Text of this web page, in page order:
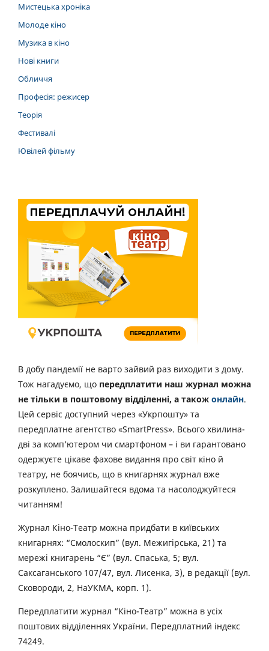
Мистецька хроніка
Молоде кіно
Музика в кіно
Нові книги
Обличчя
Професія: режисер
Теорія
Фестивалі
Ювілей фільму
В добу пандемії не варто зайвий раз виходити з дому.
Тож нагадуємо, що передплатити наш журнал можна
не тільки в поштовому відділенні, а також онлайн.
Цей сервіс доступний через «Укрпошту» та
передплатне агентство «SmartPress». Всього хвилина-
дві за комп’ютером чи смартфоном – і ви гарантовано
одержуєте цікаве фахове видання про світ кіно й
театру, не боячись, що в книгарнях журнал вже
розкуплено. Залишайтеся вдома та насолоджуйтеся
читанням!
Журнал Кіно-Театр можна придбати в київських
книгарнях: “Смолоскип” (вул. Межигірська, 21) та
мережі книгарень “Є” (вул. Спаська, 5; вул.
Саксаганського 107/47, вул. Лисенка, 3), в редакції (вул.
Сковороди, 2, НаУКМА, корп. 1).
Передплатити журнал “Кіно-Театр” можна в усіх
поштових відділеннях України. Передплатний індекс
74249.